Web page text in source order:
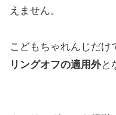
えません。
こどもちゃれんじだけ
リングオフの適用外と